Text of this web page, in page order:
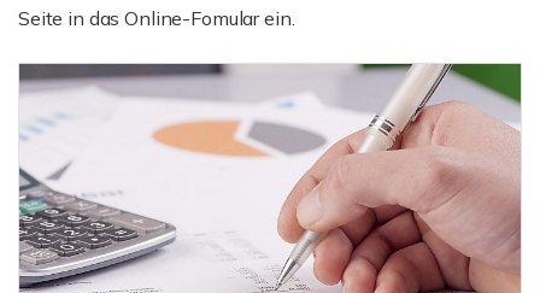
Seite in das Online-Fomular ein.